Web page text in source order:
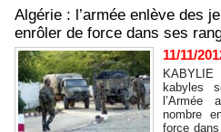
Algérie : l’armée enlève des
enrôler de force dans ses
11/11/
kabyles
l’Armée
nombre
force